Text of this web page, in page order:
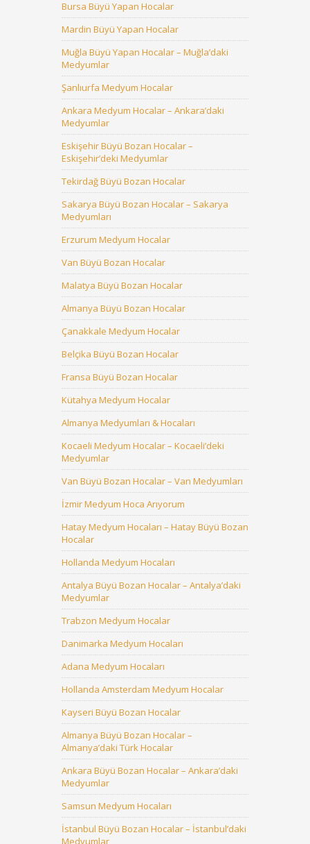
Bursa Büyü Yapan Hocalar
Mardin Büyü Yapan Hocalar
Muğla Büyü Yapan Hocalar – Muğla’daki
Medyumlar
Şanlıurfa Medyum Hocalar
Ankara Medyum Hocalar – Ankara’daki
Medyumlar
Eskişehir Büyü Bozan Hocalar –
Eskişehir’deki Medyumlar
Tekirdağ Büyü Bozan Hocalar
Sakarya Büyü Bozan Hocalar – Sakarya
Medyumları
Erzurum Medyum Hocalar
Van Büyü Bozan Hocalar
Malatya Büyü Bozan Hocalar
Almanya Büyü Bozan Hocalar
Çanakkale Medyum Hocalar
Belçika Büyü Bozan Hocalar
Fransa Büyü Bozan Hocalar
Kütahya Medyum Hocalar
Almanya Medyumları & Hocaları
Kocaeli Medyum Hocalar – Kocaeli’deki
Medyumlar
Van Büyü Bozan Hocalar – Van Medyumları
İzmir Medyum Hoca Arıyorum
Hatay Medyum Hocaları – Hatay Büyü Bozan
Hocalar
Hollanda Medyum Hocaları
Antalya Büyü Bozan Hocalar – Antalya’daki
Medyumlar
Trabzon Medyum Hocalar
Danimarka Medyum Hocaları
Adana Medyum Hocaları
Hollanda Amsterdam Medyum Hocalar
Kayseri Büyü Bozan Hocalar
Almanya Büyü Bozan Hocalar –
Almanya’daki Türk Hocalar
Ankara Büyü Bozan Hocalar – Ankara’daki
Medyumlar
Samsun Medyum Hocaları
İstanbul Büyü Bozan Hocalar – İstanbul’daki
Medyumlar